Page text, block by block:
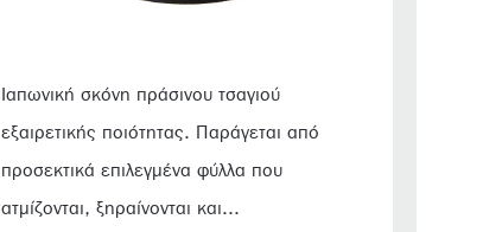
Ιαπωνική σκόνη πράσινου τσαγιού
εξαιρετικής ποιότητας. Παράγεται από
προσεκτικά επιλεγμένα φύλλα που
ατμίζονται, ξηραίνονται και...